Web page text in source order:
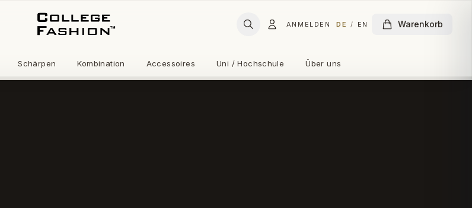
ANMELDEN DE / EN Warenkorb
Schärpen Kombination Accessoires Uni / Hochschule Über uns